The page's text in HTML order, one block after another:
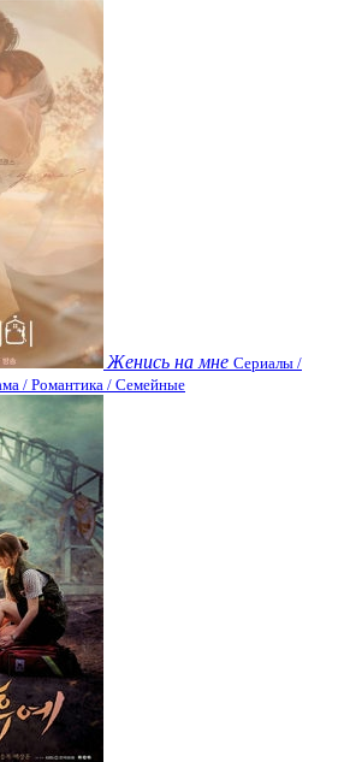
Женись на мне Сериалы /
/ Романтика / Семейные